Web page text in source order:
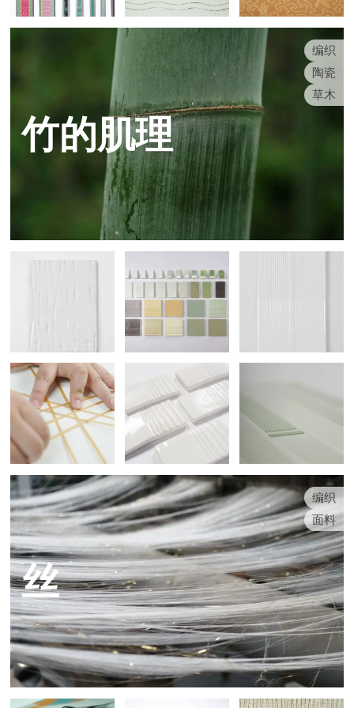
编织
陶瓷
草木
竹的肌理
编织
面料
丝